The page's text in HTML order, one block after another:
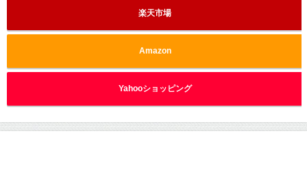
楽天市場
Amazon
Yahooショッピング